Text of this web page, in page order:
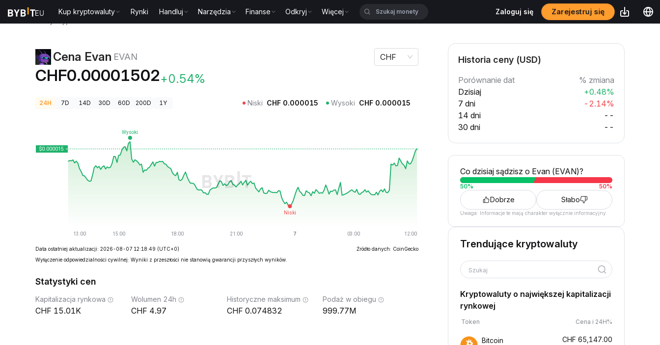
Kup kryptowaluty Rynki Handluj Narzędzia Finanse Odkryj Więcej Zaloguj się Zarejestruj się
Cena Evan EVAN
CHF0.00001502+0.54%
CHF
24H 7D 14D 30D 60D 200D 1Y Niski CHF 0.000015 Wysoki CHF 0.000015
Data ostatniej aktualizacji: 2026-08-07 12:18:49 (UTC+0)
Źródło danych: CoinGecko
Wyłączenie odpowiedzialności cywilnej: Wyniki z przeszłości nie stanowią gwarancji przyszłych wyników.
Statystyki cen
Kapitalizacja rynkowa
15.01K
Wolumen 24h
4.97
Historyczne maksimum
0.074832
Podaż w obiegu
999.77M
Historia ceny (USD)
Porównanie dat
% zmiana
Dzisiaj
+0.48%
7 dni
-2.14%
14 dni
--
30 dni
--
Co dzisiaj sądzisz o Evan (EVAN)?
50% 50%
Dobrze Słabo
Uwaga: Informacje te mają charakter wyłącznie informacyjny.
Trendujące kryptowaluty
Szukaj
Kryptowaluty o największej kapitalizacji
rynkowej
Token Cena i 24H%
Bitcoin CHF 65,147.00